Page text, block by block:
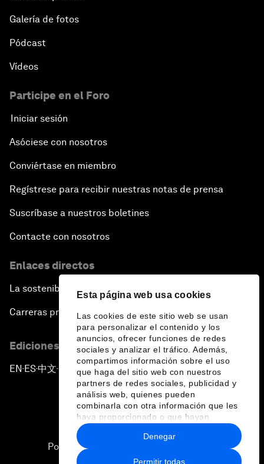
Esta página web usa cookies
Las cookies de este sitio web se usan
para personalizar el contenido y los
anuncios, ofrecer funciones de redes
sociales y analizar el tráfico. Además,
compartimos información sobre el uso
que haga del sitio web con nuestros
partners de redes sociales, publicidad y
análisis web, quienes pueden
combinarla con otra información que les
haya proporcionado o que hayan
recopilado a partir del uso que haya
hecho de sus servicios.
Permitir todas
Denegar
Galería de fotos
Pódcast
Vídeos
Participe en el Foro
Iniciar sesión
Asóciese con nosotros
Conviértase en miembro
Regístrese para recibir nuestras notas de prensa
Suscríbase a nuestros boletines
Contacte con nosotros
Enlaces directos
La sostenibilidad en el Foro
Carreras profesionales
Ediciones en otros idiomas
EN ▪ES▪中文▪ 日本語
Política de privacidad y normas de uso